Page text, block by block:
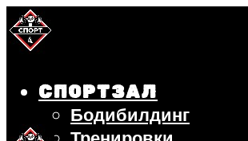
СПОРТЗАЛ
Бодибилдинг